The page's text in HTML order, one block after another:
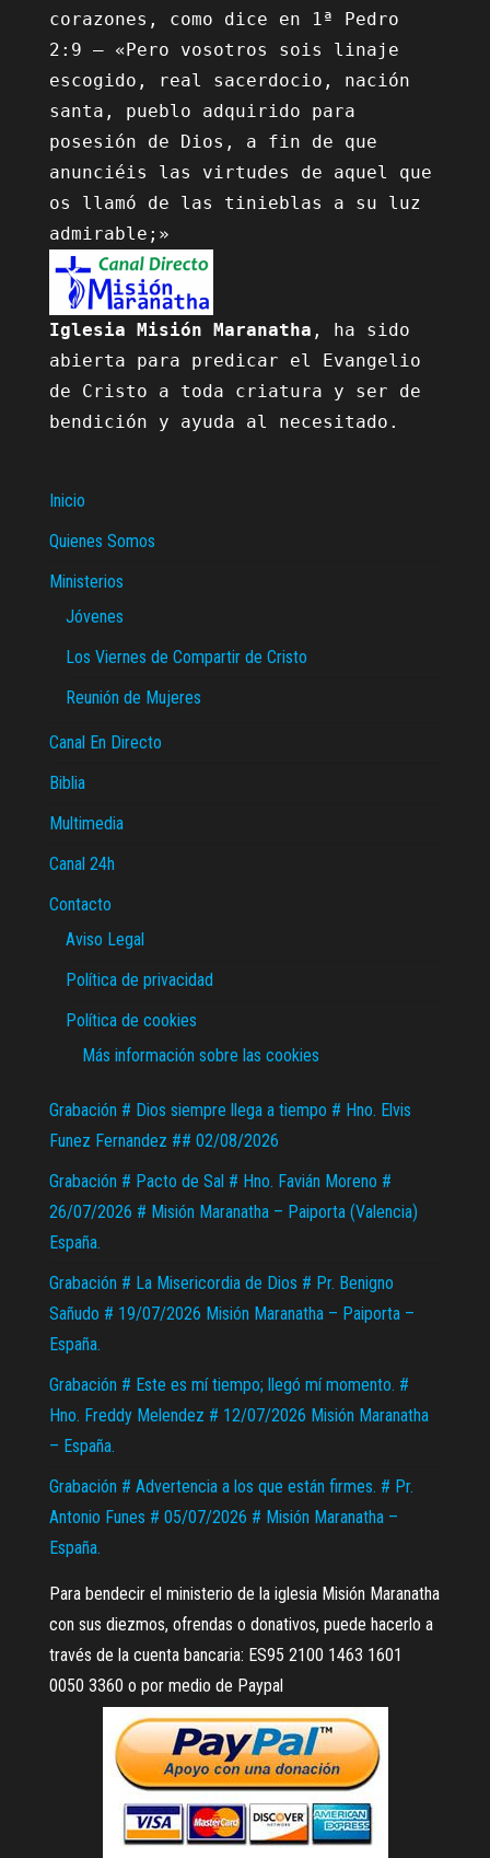
corazones, como dice en 1ª Pedro
2:9 – «Pero vosotros sois linaje
escogido, real sacerdocio, nación
santa, pueblo adquirido para
posesión de Dios, a fin de que
anunciéis las virtudes de aquel que
os llamó de las tinieblas a su luz
Iglesia Misión Maranatha , ha sido
abierta para predicar el Evangelio
de Cristo a toda criatura y ser de
bendición y ayuda al necesitado.
Inicio
Quienes Somos
Ministerios
Jóvenes
Los Viernes de Compartir de Cristo
Reunión de Mujeres
Canal En Directo
Biblia
Multimedia
Canal 24h
Contacto
Aviso Legal
Política de privacidad
Política de cookies
Más información sobre las cookies
Grabación # Dios siempre llega a tiempo # Hno. Elvis
Funez Fernandez ## 02/08/2026
Grabación # Pacto de Sal # Hno. Favián Moreno #
26/07/2026 # Misión Maranatha – Paiporta (Valencia)
España.
Grabación # La Misericordia de Dios # Pr. Benigno
Sañudo # 19/07/2026 Misión Maranatha – Paiporta –
España.
Grabación # Este es mí tiempo; llegó mí momento. #
Hno. Freddy Melendez # 12/07/2026 Misión Maranatha
– España.
Grabación # Advertencia a los que están firmes. # Pr.
Antonio Funes # 05/07/2026 # Misión Maranatha –
España.
Para bendecir el ministerio de la iglesia Misión Maranatha
con sus diezmos, ofrendas o donativos, puede hacerlo a
través de la cuenta bancaria: ES95 2100 1463 1601
0050 3360 o por medio de Paypal